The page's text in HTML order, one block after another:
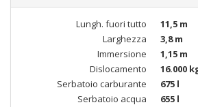
Lungh. fuori tutto
11,5 m
Larghezza
3,8 m
Immersione
1,15 m
Dislocamento
16.000
Serbatoio carburante
675 l
Serbatoio acqua
655 l